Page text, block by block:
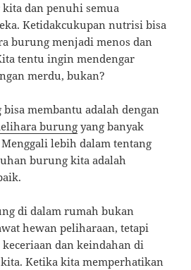
dan penuhi semua
Ketidakcukupan nutrisi bisa
burung menjadi menos dan
tentu ingin mendengar
merdu, bukan?
bisa membantu adalah dengan
burung yang banyak
lebih dalam tentang
burung kita adalah
di dalam rumah bukan
hewan peliharaan, tetapi
dan keindahan di
Ketika kita memperhatikan